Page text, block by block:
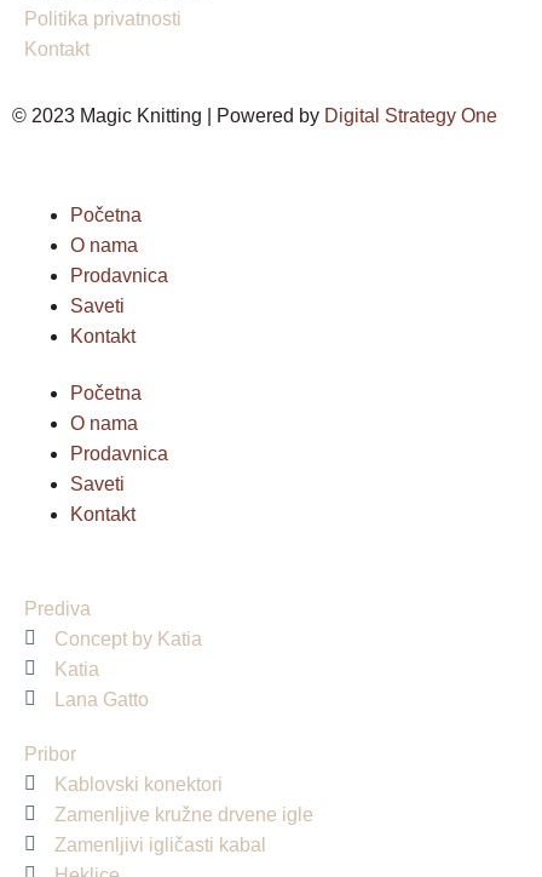
Politika privatnosti
Kontakt
© 2023 Magic Knitting | Powered by Digital Strategy One
Početna
O nama
Prodavnica
Saveti
Kontakt
Početna
O nama
Prodavnica
Saveti
Kontakt
Prediva
Concept by Katia
Katia
Lana Gatto
Pribor
Kablovski konektori
Zamenljive kružne drvene igle
Zamenljivi igličasti kabal